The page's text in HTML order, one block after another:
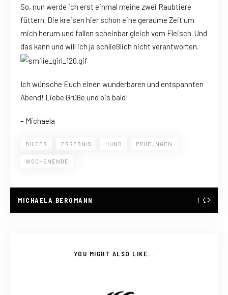
So, nun werde ich erst einmal meine zwei Raubtiere
füttern. Die kreisen hier schon eine geraume Zeit um
mich herum und fallen scheinbar gleich vom Fleisch. Und
das kann und will ich ja schließlich nicht verantworten.
Ich wünsche Euch einen wunderbaren und entspannten
Abend! Liebe Grüße und bis bald!
– Michaela
BILDER ERGEBNIS HUND PRÜFUNGEN
WOCHENENDE
MICHAELA BERGMANN 1
YOU MIGHT ALSO LIKE...